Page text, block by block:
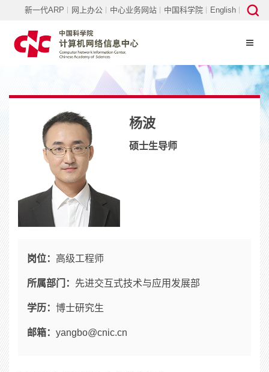
新一代ARP 网上办公 中心业务网站 中国科学院 English
杨波
硕士生导师
岗位： 高级工程师
所属部门： 先进交互式技术与应用发展部
学历： 博士研究生
邮箱： yangbo@cnic.cn